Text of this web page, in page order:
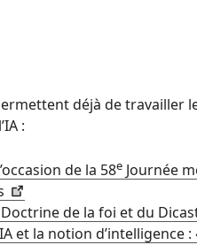
déjà de travailler
:
de la 58e Journée
de la foi et du
et la notion d’intelligence :